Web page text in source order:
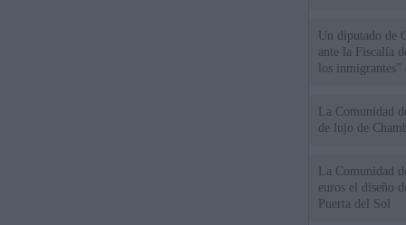
Un diputado de
ante la Fiscalía
los inmigrantes”
La Comunidad
de lujo de
La Comunidad
euros el diseño
Puerta del Sol